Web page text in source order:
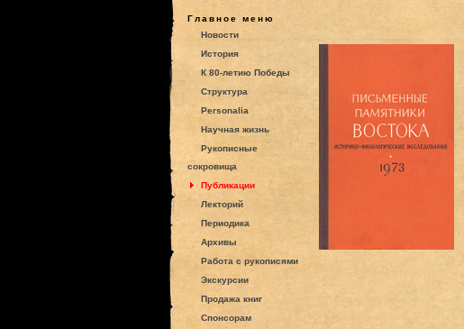
Главное меню
Новости
История
К 80-летию Победы
Структура
Personalia
Научная жизнь
Рукописные
сокровища
Публикации
Лекторий
Периодика
Архивы
Работа с рукописями
Экскурсии
Продажа книг
Спонсорам